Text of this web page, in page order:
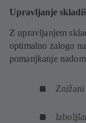
Upravljanje
Z upravljanjem
optimalno zalogo
pomanjkanje
Znižani